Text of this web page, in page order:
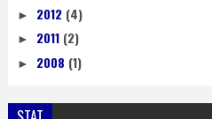
► 2012 (4)
► 2011 (2)
► 2008 (1)